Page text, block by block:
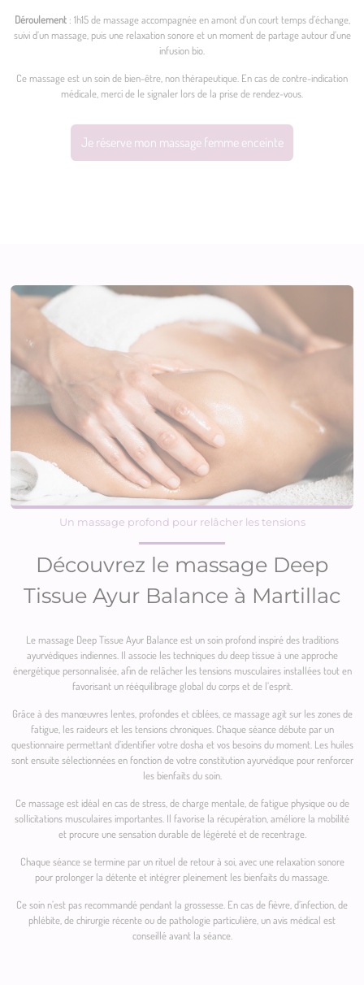
Déroulement: 1h15 de massage accompagnée en amont d’un court temps d’échange,
suivi d’un massage, puis une relaxation sonore et un moment de partage autour d’une
infusion bio.
Ce massage est un soin de bien-être, non thérapeutique. En cas de contre-indication
médicale, merci de le signaler lors de la prise de rendez-vous.
Je réserve mon massage femme enceinte
Un massage profond pour relâcher les tensions
Découvrez le massage Deep
Tissue Ayur Balance à Martillac
Le massage Deep Tissue Ayur Balance est un soin profond inspiré des traditions
ayurvédiques indiennes. Il associe les techniques du deep tissue à une approche
énergétique personnalisée, afin de relâcher les tensions musculaires installées tout en
favorisant un rééquilibrage global du corps et de l’esprit.
Grâce à des manœuvres lentes, profondes et ciblées, ce massage agit sur les zones de
fatigue, les raideurs et les tensions chroniques. Chaque séance débute par un
questionnaire permettant d’identifier votre dosha et vos besoins du moment. Les huiles
sont ensuite sélectionnées en fonction de votre constitution ayurvédique pour renforcer
les bienfaits du soin.
Ce massage est idéal en cas de stress, de charge mentale, de fatigue physique ou de
sollicitations musculaires importantes. Il favorise la récupération, améliore la mobilité
et procure une sensation durable de légèreté et de recentrage.
Chaque séance se termine par un rituel de retour à soi, avec une relaxation sonore
pour prolonger la détente et intégrer pleinement les bienfaits du massage.
Ce soin n’est pas recommandé pendant la grossesse. En cas de fièvre, d’infection, de
phlébite, de chirurgie récente ou de pathologie particulière, un avis médical est
conseillé avant la séance.